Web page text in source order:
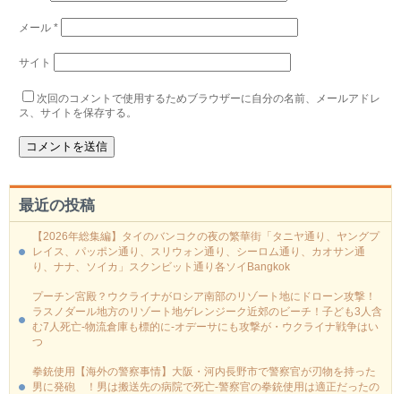
メール*
サイト
次回のコメントで使用するためブラウザーに自分の名前、メールアドレ
ス、サイトを保存する。
最近の投稿
【2026年総集編】タイのバンコクの夜の繁華街「タニヤ通り、ヤングプ
レイス、パッポン通り、スリウォン通り、シーロム通り、カオサン通
り、ナナ、ソイカ」スクンビット通り各ソイBangkok
プーチン宮殿？ウクライナがロシア南部のリゾート地にドローン攻撃！
ラスノダール地方のリゾート地ゲレンジーク近郊のビーチ！子ども3人含
む7人死亡-物流倉庫も標的に‐オデーサにも攻撃が・ウクライナ戦争はい
つ
拳銃使用【海外の警察事情】大阪・河内長野市で警察官が刃物を持った
男に発砲 ！男は搬送先の病院で死亡-警察官の拳銃使用は適正だったの